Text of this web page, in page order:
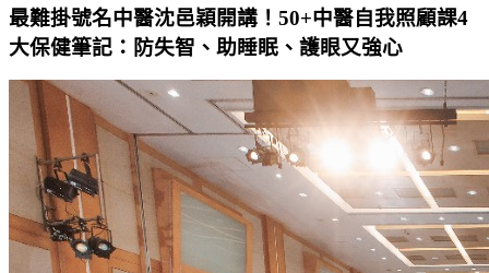
最難掛號名中醫沈邑穎開講！50+中醫自我照顧課4
大保健筆記：防失智、助睡眠、護眼又強心